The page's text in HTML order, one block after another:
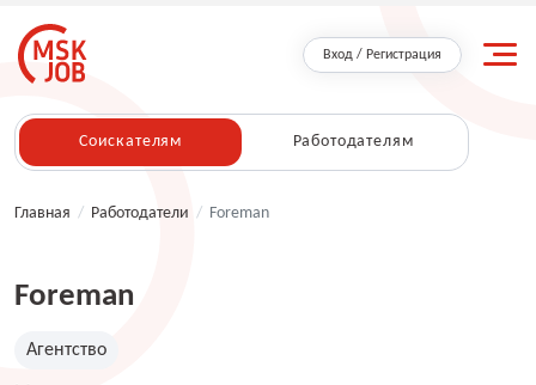
Вход / Регистрация
Соискателям Работодателям
Главная / Работодатели / Foreman
Foreman
Агентство